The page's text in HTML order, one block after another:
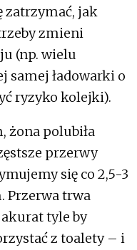
zatrzymać, jak
zmieni
(np. wielu
samej ładowarki o
ryzyko kolejki).
żona polubiła
przerwy
się co 2,5-3
Przerwa trwa
tyle by
z toalety – i